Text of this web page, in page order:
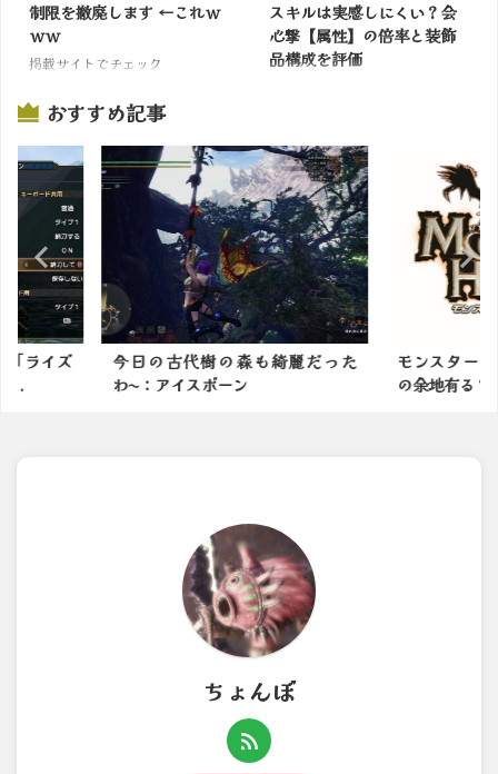
制限を撤廃します ←これｗ
ｗｗ
掲載サイトでチェック
スキルは実感しにくい？会
心撃【属性】の倍率と装飾
品構成を評価
おすすめ記事
麗だった
モンスターハンターってまだ進化
の余地有る？
モンハン
かったモン
ちょんぼ